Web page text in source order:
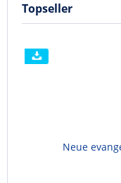
Topseller
Neue